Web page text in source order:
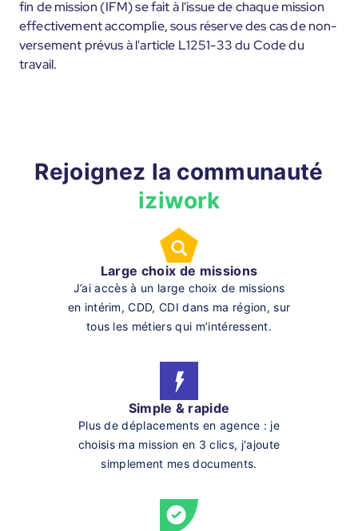
fin de mission (IFM) se fait à l'issue de chaque mission
effectivement accomplie, sous réserve des cas de non-
versement prévus à l'article L1251-33 du Code du
travail.
Rejoignez la communauté
iziwork
Large choix de missions
J’ai accès à un large choix de missions
en intérim, CDD, CDI dans ma région, sur
tous les métiers qui m’intéressent.
Simple & rapide
Plus de déplacements en agence : je
choisis ma mission en 3 clics, j'ajoute
simplement mes documents.